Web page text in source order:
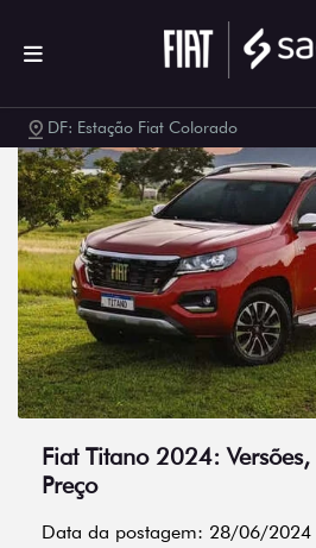
DF: Estação Fiat Colorado
Fiat Titano 2024:
Preço
Data da postagem: 28/06/2024